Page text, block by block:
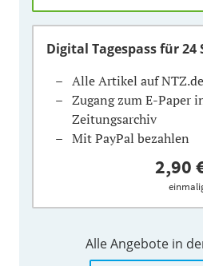
Digital Tagespassfür 24
Alle Artikel auf
Zugang zum E-Paper
Zeitungsarchiv
Mit PayPal bezahlen
2,90
Alle Angebote in